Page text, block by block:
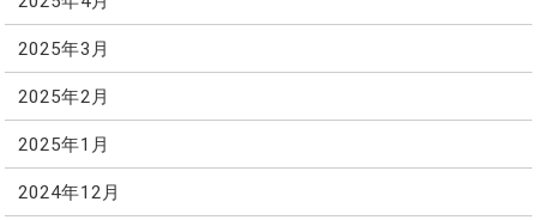
2025年3月
2025年2月
2025年1月
2024年12月